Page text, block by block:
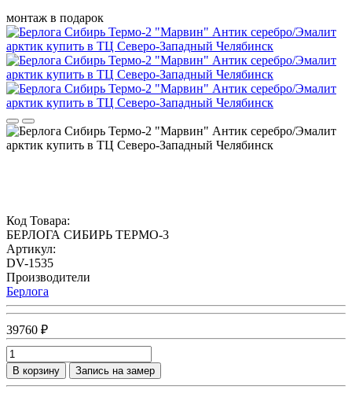
монтаж в подарок
Код Товара:
БЕРЛОГА СИБИРЬ ТЕРМО-3
Артикул:
DV-1535
Производители
Берлога
39760 ₽
В корзину Запись на замер